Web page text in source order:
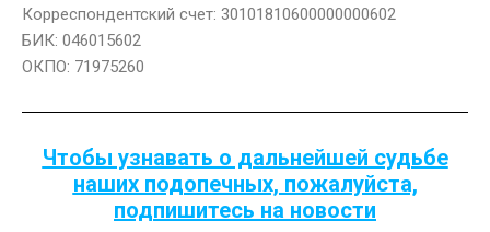
Корреспондентский счет: 30101810600000000602
БИК: 046015602
ОКПО: 71975260
Чтобы узнавать о дальнейшей судьбе
наших подопечных, пожалуйста,
подпишитесь на новости